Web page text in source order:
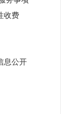
收费
息公开